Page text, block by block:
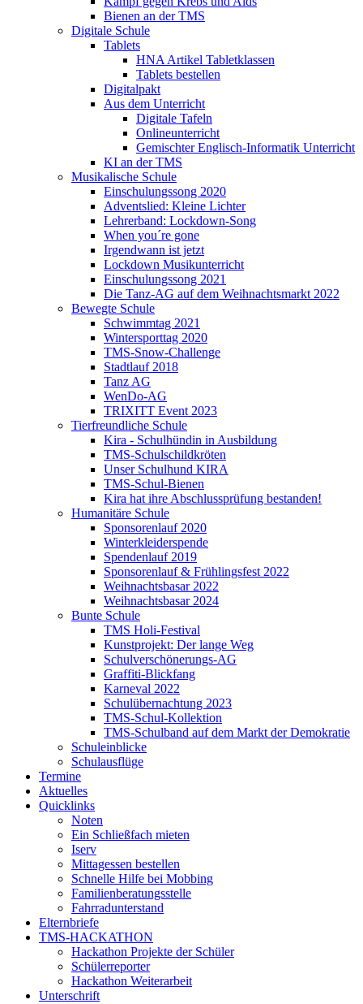
Bienen an der TMS
Digitale Schule
Tablets
HNA Artikel Tabletklassen
Tablets bestellen
Digitalpakt
Aus dem Unterricht
Digitale Tafeln
Onlineunterricht
Gemischter Englisch-Informatik Unterricht
KI an der TMS
Musikalische Schule
Einschulungssong 2020
Adventslied: Kleine Lichter
Lehrerband: Lockdown-Song
When you´re gone
Irgendwann ist jetzt
Lockdown Musikunterricht
Einschulungssong 2021
Die Tanz-AG auf dem Weihnachtsmarkt 2022
Bewegte Schule
Schwimmtag 2021
Wintersporttag 2020
TMS-Snow-Challenge
Stadtlauf 2018
Tanz AG
WenDo-AG
TRIXITT Event 2023
Tierfreundliche Schule
Kira - Schulhündin in Ausbildung
TMS-Schulschildkröten
Unser Schulhund KIRA
TMS-Schul-Bienen
Kira hat ihre Abschlussprüfung bestanden!
Humanitäre Schule
Sponsorenlauf 2020
Winterkleiderspende
Spendenlauf 2019
Sponsorenlauf & Frühlingsfest 2022
Weihnachtsbasar 2022
Weihnachtsbasar 2024
Bunte Schule
TMS Holi-Festival
Kunstprojekt: Der lange Weg
Schulverschönerungs-AG
Graffiti-Blickfang
Karneval 2022
Schulübernachtung 2023
TMS-Schul-Kollektion
TMS-Schulband auf dem Markt der Demokratie
Schuleinblicke
Schulausflüge
Termine
Aktuelles
Quicklinks
Noten
Ein Schließfach mieten
Iserv
Mittagessen bestellen
Schnelle Hilfe bei Mobbing
Familienberatungsstelle
Fahrradunterstand
Elternbriefe
TMS-HACKATHON
Hackathon Projekte der Schüler
Schülerreporter
Hackathon Weiterarbeit
Unterschrift